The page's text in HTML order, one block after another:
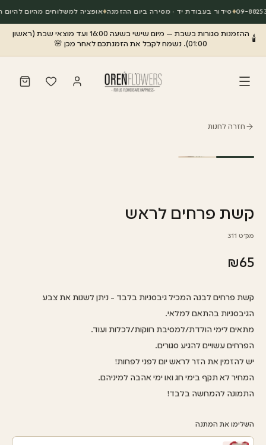
אופציה למשלוחים מהיום להיום תוך 3 שעות מרגע◆סידור בעבודת יד · מסירה ביום ההזמנה◆
🕯️
ההזמנות סגורות בשבת — מיום שישי בשעה 16:00 ועד מוצאי שבת (ראשון
01:00). נשמח לקבל את הזמנתכם לאחר מכן 🌸
חזרה לחנות
קשת פרחים לראש
מק״ט 311
₪65
קשת פרחים לבנה המכיל גיבסניות בלבד - ניתן לשנות את צבע
הגיבסניות בהתאם למלאי.
מתאים לימי הולדת/למסיבת רווקות/לכלות ועוד.
הפרחים עשויים להגיע סגורים.
יש להזמין את הזר לראש יום לפני לפחות!
המחיר לא תקף בימי חג ואו ימי אהבה למיניהם.
התמונה להמחשה בלבד!
השלימו את המתנה